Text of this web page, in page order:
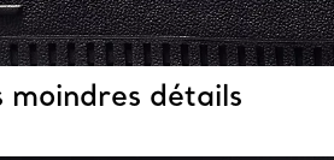
moindres détails